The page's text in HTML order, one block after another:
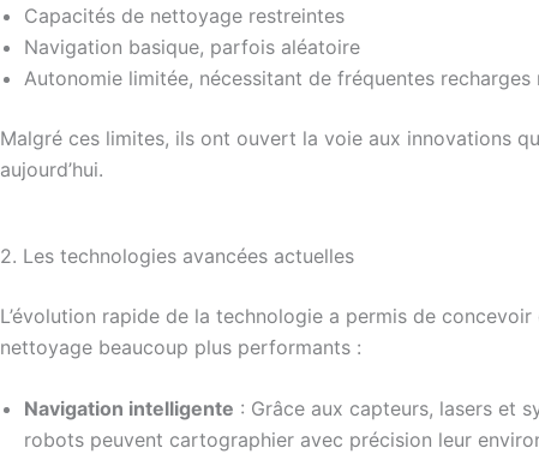
Capacités de nettoyage restreintes
Navigation basique, parfois aléatoire
Autonomie limitée, nécessitant de fréquentes recharges
Malgré ces limites, ils ont ouvert la voie aux innovations
aujourd’hui.
2. Les technologies avancées actuelles
L’évolution rapide de la technologie a permis de
nettoyage beaucoup plus performants :
Navigation intelligente : Grâce aux capteurs, lasers et
robots peuvent cartographier avec précision leur